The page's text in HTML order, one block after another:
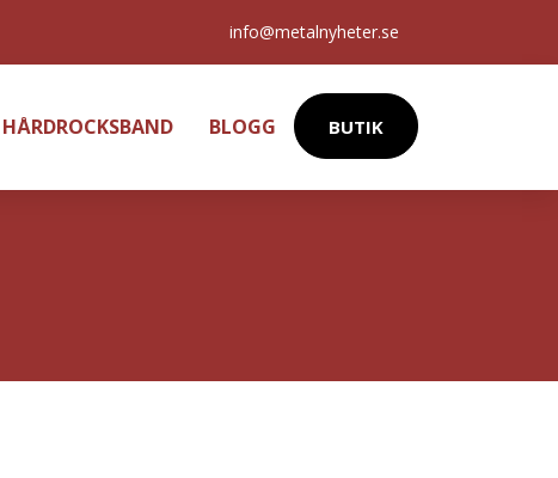
info@metalnyheter.se
BLOGG BUTIK